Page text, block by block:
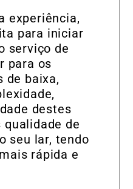
experiência,
para iniciar
serviço de
para os
de baixa,
destes
de
seu lar, tendo
rápida e